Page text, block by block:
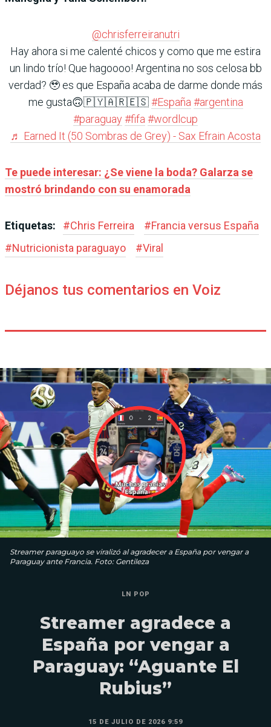
@chrisferreiranutri
Hay ahora si me calenté chicos y como que me estira
un lindo trío! Que hagoooo! Argentina no sos celosa bb
verdad? 🥹 es que España acaba de darme donde más
me gusta🙃🇵🇾🇦🇷🇪🇸#España #argentina
#paraguay#fifa #wordlcup
♬ Earned It (50 Sombras de Grey) - Sax Efrain Acosta
Te puede interesar: ¿Se viene la boda? Galarza se
mostró brindando con su enamorada
Etiquetas: #Chris Ferreira #Francia versus España
#Nutricionista paraguayo #Viral
Déjanos tus comentarios en Voiz
Streamer paraguayo se viralizó al agradecer a España por vengar a
Paraguay ante Francia. Foto: Gentileza
LN POP
Streamer agradece a
España por vengar a
Paraguay: “Aguante El
Rubius”
15 DE JULIO DE 2026 9:59